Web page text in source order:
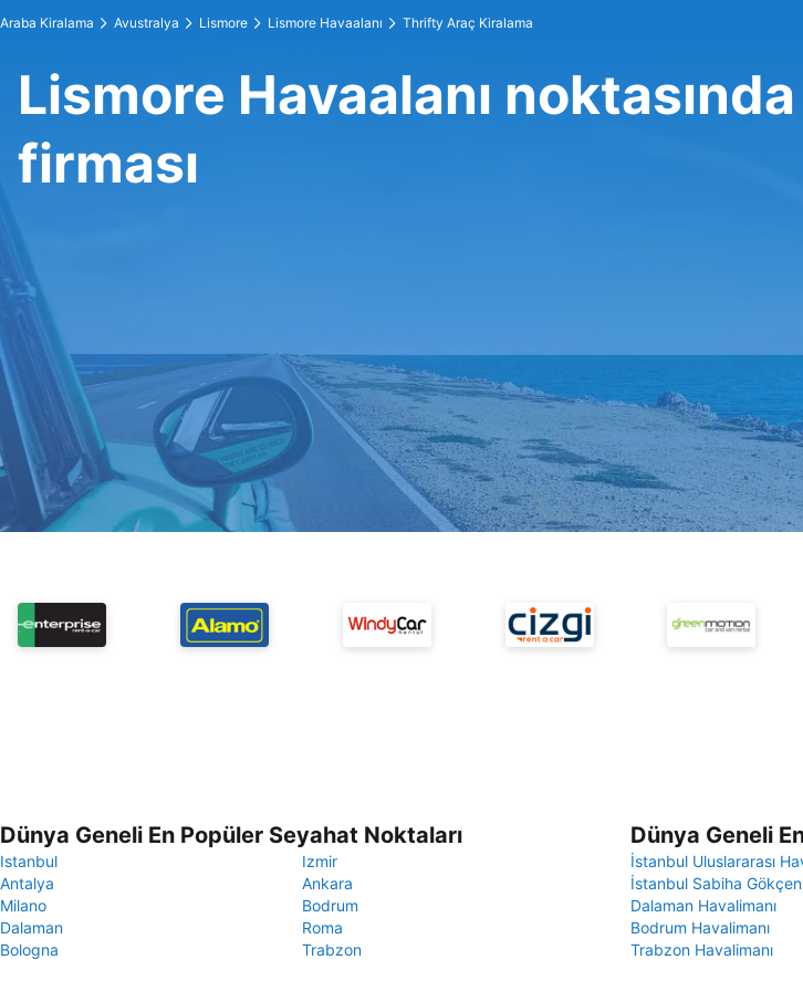
Araba Kiralama Avustralya Lismore Lismore Havaalanı Thrifty Araç Kiralama
Lismore Havaalanı
firması
Dünya Geneli En Popüler Seyahat Noktaları
Istanbul
Izmir
Antalya
Ankara
Milano
Bodrum
Dalaman
Roma
Bologna
Trabzon
Dünya Geneli
İstanbul Uluslararası
İstanbul Sabiha Gökçen
Dalaman Havalimanı
Bodrum Havalimanı
Trabzon Havalimanı